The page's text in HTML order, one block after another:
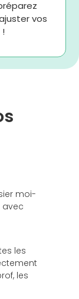
vos
moi-
avec
les
les